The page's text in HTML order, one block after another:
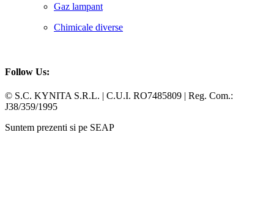
Gaz lampant
Chimicale diverse
Follow Us:
Facebook
Whatsapp
© S.C. KYNITA S.R.L. | C.U.I. RO7485809 | Reg. Com.:
J38/359/1995
Suntem prezenti si pe SEAP